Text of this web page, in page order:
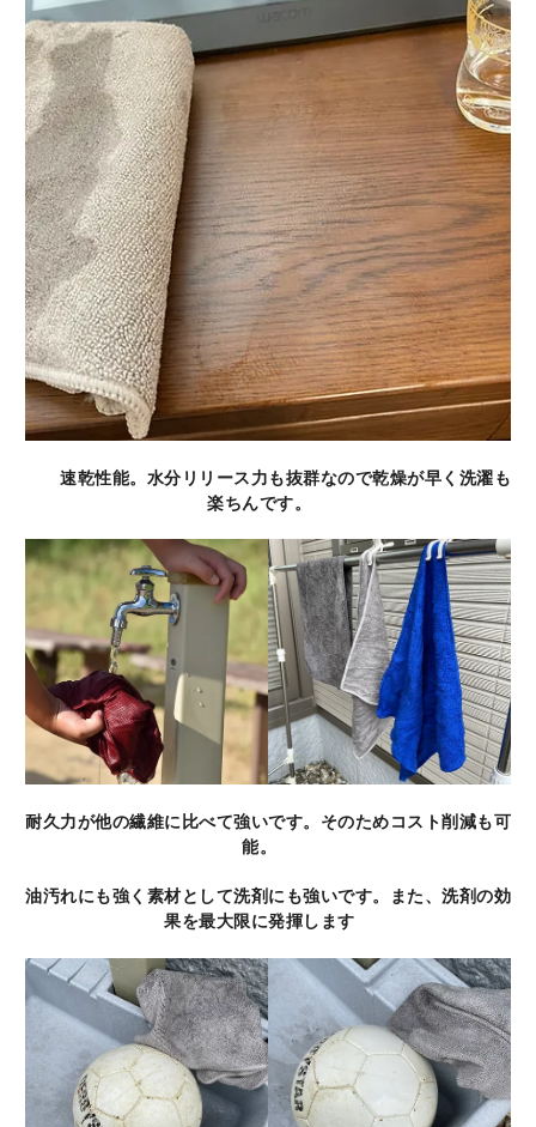
速乾性能。水分リリース力も抜群なので乾燥が早く洗濯も
楽ちんです。
耐久力が他の繊維に比べて強いです。そのためコスト削減も可
能。
油汚れにも強く素材として洗剤にも強いです。また、洗剤の効
果を最大限に発揮します